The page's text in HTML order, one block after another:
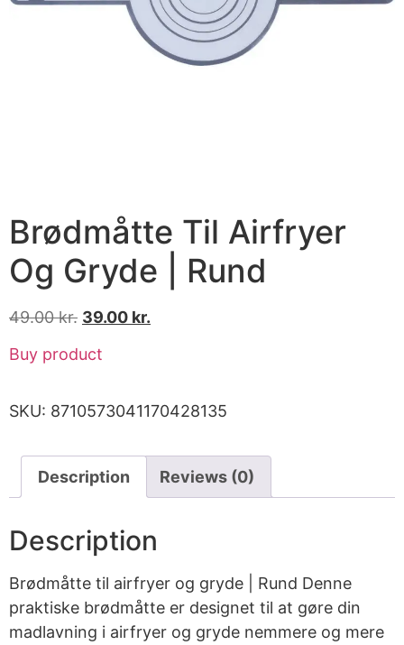
Brødmåtte Til Airfryer
Og Gryde | Rund
49.00kr. 39.00 kr.
Buy product
SKU: 8710573041170428135
Description Reviews (0)
Description
Brødmåtte til airfryer og gryde | Rund Denne
praktiske brødmåtte er designet til at gøre din
madlavning i airfryer og gryde nemmere og mere